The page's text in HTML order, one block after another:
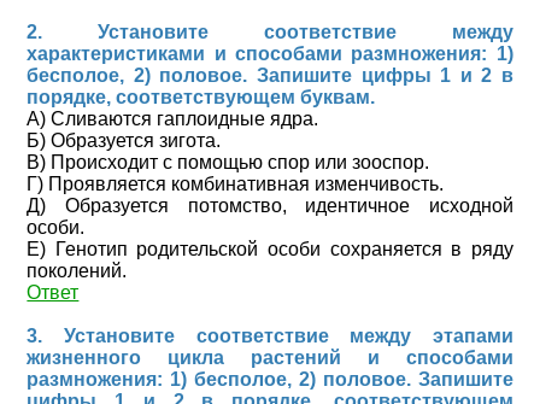
2. Установите соответствие между
характеристиками и способами размножения: 1)
бесполое, 2) половое. Запишите цифры 1 и 2 в
порядке, соответствующем буквам.
А) Сливаются гаплоидные ядра.
Б) Образуется зигота.
В) Происходит с помощью спор или зооспор.
Г) Проявляется комбинативная изменчивость.
Д) Образуется потомство, идентичное исходной
особи.
Е) Генотип родительской особи сохраняется в ряду
поколений.
Ответ
3. Установите соответствие между этапами
жизненного цикла растений и способами
размножения: 1) бесполое, 2) половое. Запишите